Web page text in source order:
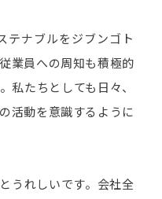
テナブルをジブンゴト
業員への周知も積極的
私たちとしても日々、
活動を意識するように
うれしいです。会社全